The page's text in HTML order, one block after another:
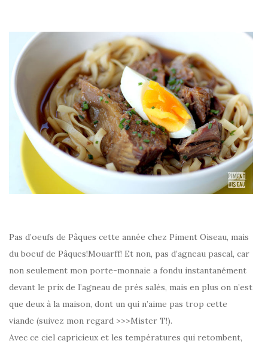
Pas d’oeufs de Pâques cette année chez Piment Oiseau, mais
du boeuf de Pâques!Mouarff! Et non, pas d’agneau pascal, car
non seulement mon porte-monnaie a fondu instantanément
devant le prix de l’agneau de prés salés, mais en plus on n’est
que deux à la maison, dont un qui n’aime pas trop cette
viande (suivez mon regard >>>Mister T!).
Avec ce ciel capricieux et les températures qui retombent,